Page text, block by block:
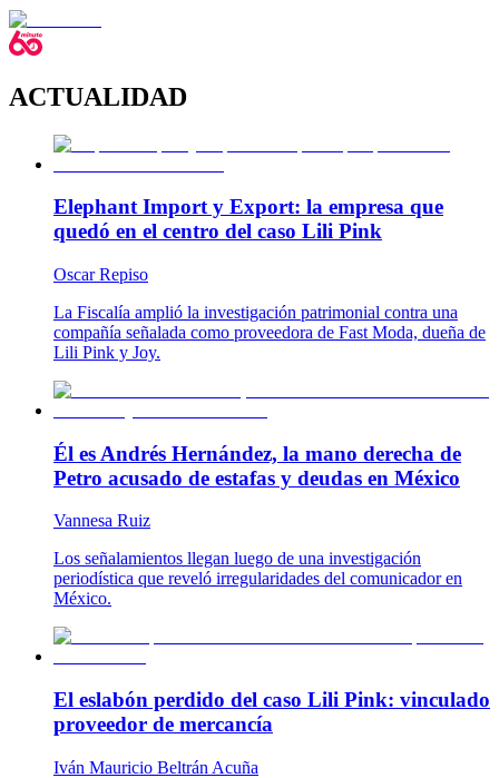
ACTUALIDAD
Elephant Import y Export: la empresa que
quedó en el centro del caso Lili Pink
Oscar Repiso
La Fiscalía amplió la investigación patrimonial contra una
compañía señalada como proveedora de Fast Moda, dueña de
Lili Pink y Joy.
Él es Andrés Hernández, la mano derecha de
Petro acusado de estafas y deudas en México
Vannesa Ruiz
Los señalamientos llegan luego de una investigación
periodística que reveló irregularidades del comunicador en
México.
El eslabón perdido del caso Lili Pink: vinculado
proveedor de mercancía
Iván Mauricio Beltrán Acuña